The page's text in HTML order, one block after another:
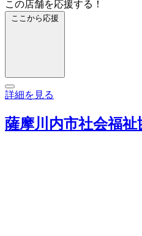
この店舗を応援する！
ここから応援
詳細を見る
薩摩川内市社会福